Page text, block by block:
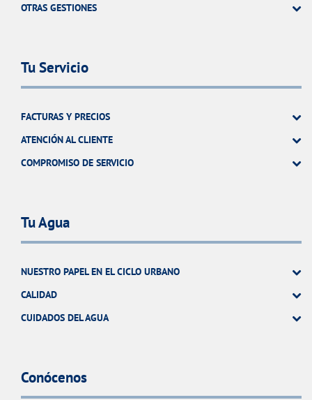
OTRAS GESTIONES
Tu Servicio
FACTURAS Y PRECIOS
ATENCIÓN AL CLIENTE
COMPROMISO DE SERVICIO
Tu Agua
NUESTRO PAPEL EN EL CICLO URBANO
CALIDAD
CUIDADOS DEL AGUA
Conócenos